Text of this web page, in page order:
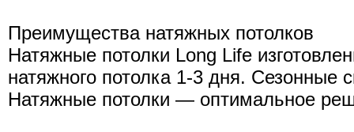
Преимущества натяжных потолков
Натяжные потолки Long Life
натяжного потолка 1-3 дня. Сезонные
Натяжные потолки — оптимальное